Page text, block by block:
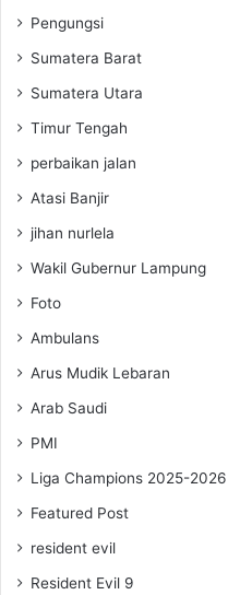
Pengungsi
Sumatera Barat
Sumatera Utara
Timur Tengah
perbaikan jalan
Atasi Banjir
jihan nurlela
Wakil Gubernur Lampung
Foto
Ambulans
Arus Mudik Lebaran
Arab Saudi
PMI
Liga Champions 2025-2026
Featured Post
resident evil
Resident Evil 9